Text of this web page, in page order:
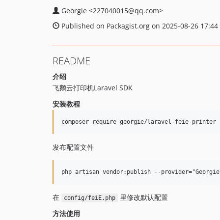
Georgie <227040015@qq.com>
Published on Packagist.org on 2025-08-26 17:44
README
介绍
飞鹅云打印机Laravel SDK
安装教程
发布配置文件
在 config/feiE.php
里修改默认配置
方法使用